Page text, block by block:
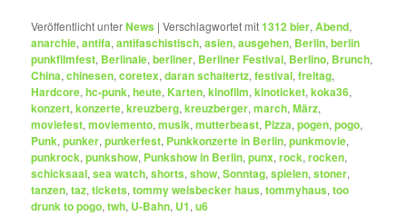
Veröffentlicht unterNews |Verschlagwortet mit1312 bier,Abend,
anarchie,antifa,antifaschistisch,asien,ausgehen, Berlin,berlin
punkfilmfest, Berlinale,berliner, Berliner Festival, Berlino, Brunch,
China,chinesen,coretex,daran schaitertz,festival,freitag,
Hardcore,hc-punk,heute, Karten,kinofilm,kinoticket,koka36,
konzert,konzerte,kreuzberg,kreuzberger,march,März,
moviefest,moviemento,musik,mutterbeast, Pizza,pogen,pogo,
Punk,punker,punkerfest, Punkkonzerte in Berlin,punkmovie,
punkrock,punkshow, Punkshow in Berlin,punx,rock,rocken,
schicksaal,sea watch,shorts,show,Sonntag,spielen,stoner,
tanzen,taz,tickets,tommy weisbecker haus,tommyhaus,too
drunk to pogo,twh, U-Bahn, U1,u6